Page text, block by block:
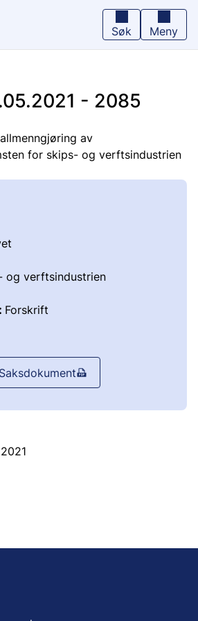
Søk Meny
- 2085
av
for skips- og verftsindustrien
og verftsindustrien
Forskrift
Saksdokument